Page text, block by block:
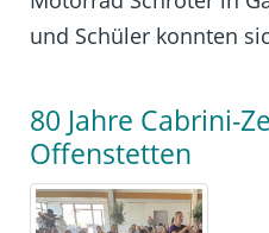
und Schüler konnten
80 Jahre Cabrini-
Offenstetten